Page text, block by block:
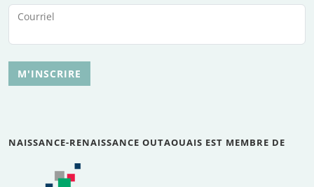
Courriel
M'INSCRIRE
NAISSANCE-RENAISSANCE OUTAOUAIS EST MEMBRE DE